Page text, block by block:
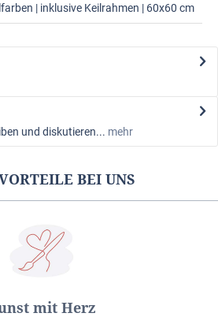
| inklusive Keilrahmen | 60x60 cm
und diskutieren... mehr
BEI UNS
mit Herz